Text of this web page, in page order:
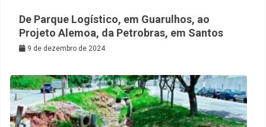
De Parque Logístico, em Guarulhos, ao
Projeto Alemoa, da Petrobras, em Santos
9 de dezembro de 2024